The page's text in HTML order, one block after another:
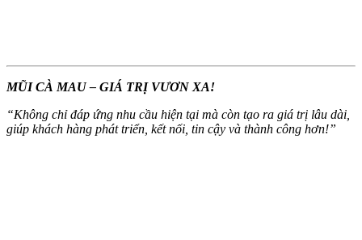
MŨI CÀ MAU – GIÁ TRỊ VƯƠN XA!
“Không chỉ đáp ứng nhu cầu hiện tại mà còn tạo ra giá trị lâu dài,
giúp khách hàng phát triển, kết nối, tin cậy và thành công hơn!”